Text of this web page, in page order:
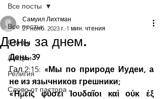
Все посты
Статьи
Лекции
Религия
Слово от пастора
Все посты
День за днем.
Самуил Лихтман
27 нояб. 2023 г. 1 мин. чтения
День 39
Гал.2:15: «Мы по природе Иудеи, а
не из язычников грешники;
«Ἡμεῖς φύσει Ἰουδαῖοι καὶ οὐκ ἐξ